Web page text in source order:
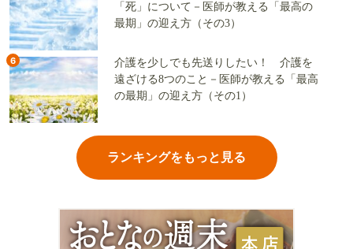
「死」について－医師が教える「最高の
最期」の迎え方（その3）
6
介護を少しでも先送りしたい！ 介護を
遠ざける8つのこと－医師が教える「最高
の最期」の迎え方（その1）
ランキングをもっと見る